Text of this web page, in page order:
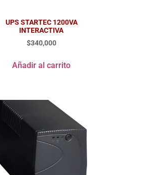
UPS STARTEC 1200VA
INTERACTIVA
$340,000
Añadir al carrito